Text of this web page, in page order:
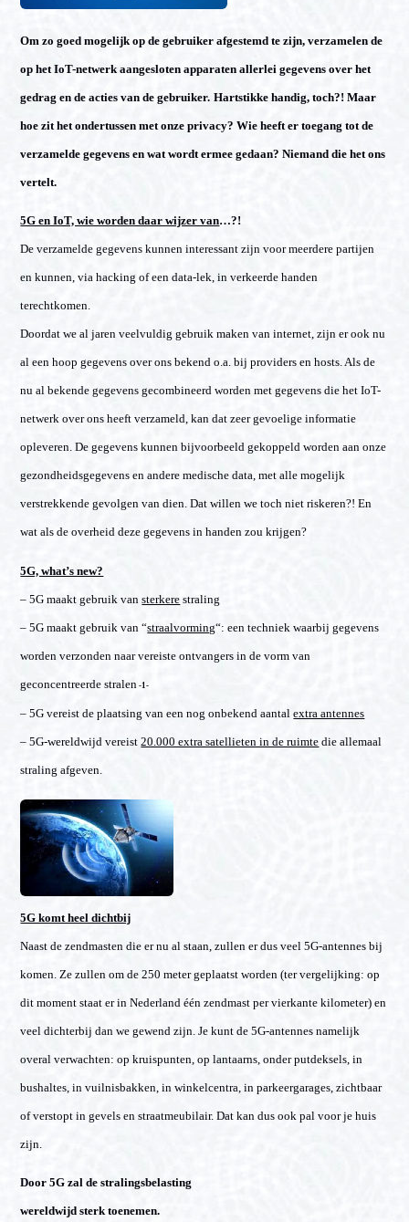
Om zo goed mogelijk op de gebruiker afgestemd te zijn, verzamelen de
op het IoT-netwerk aangesloten apparaten allerlei gegevens over het
gedrag en de acties van de gebruiker. Hartstikke handig, toch?! Maar
hoe zit het ondertussen met onze privacy? Wie heeft er toegang tot de
verzamelde gegevens en wat wordt ermee gedaan? Niemand die het ons
vertelt.
5G en IoT, wie worden daar wijzer van…?!
De verzamelde gegevens kunnen interessant zijn voor meerdere partijen
en kunnen, via hacking of een data-lek, in verkeerde handen
terechtkomen.
Doordat we al jaren veelvuldig gebruik maken van internet, zijn er ook nu
al een hoop gegevens over ons bekend o.a. bij providers en hosts. Als de
nu al bekende gegevens gecombineerd worden met gegevens die het IoT-
netwerk over ons heeft verzameld, kan dat zeer gevoelige informatie
opleveren. De gegevens kunnen bijvoorbeeld gekoppeld worden aan onze
gezondheidsgegevens en andere medische data, met alle mogelijk
verstrekkende gevolgen van dien. Dat willen we toch niet riskeren?! En
wat als de overheid deze gegevens in handen zou krijgen?
5G, what’s new?
– 5G maakt gebruik vansterkere straling
– 5G maakt gebruik van “straalvorming“: een techniek waarbij gegevens
worden verzonden naar vereiste ontvangers in de vorm van
geconcentreerde stralen -1-
– 5G vereist de plaatsing van een nog onbekend aantalextra antennes
– 5G-wereldwijd vereist20.000 extra satellieten in de ruimte die allemaal
straling afgeven.
5G komt heel dichtbij
Naast de zendmasten die er nu al staan, zullen er dus veel 5G-antennes bij
komen. Ze zullen om de 250 meter geplaatst worden (ter vergelijking: op
dit moment staat er in Nederland één zendmast per vierkante kilometer) en
veel dichterbij dan we gewend zijn. Je kunt de 5G-antennes namelijk
overal verwachten: op kruispunten, op lantaarns, onder putdeksels, in
bushaltes, in vuilnisbakken, in winkelcentra, in parkeergarages, zichtbaar
of verstopt in gevels en straatmeubilair. Dat kan dus ook pal voor je huis
zijn.
Door 5G zal de stralingsbelasting
wereldwijd sterk toenemen.